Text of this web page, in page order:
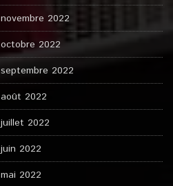
novembre 2022
octobre 2022
septembre 2022
août 2022
juillet 2022
juin 2022
mai 2022